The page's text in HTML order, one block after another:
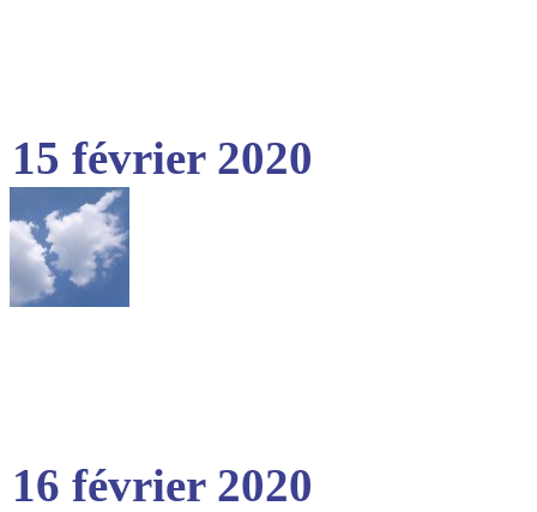
15 février 2020
16 février 2020